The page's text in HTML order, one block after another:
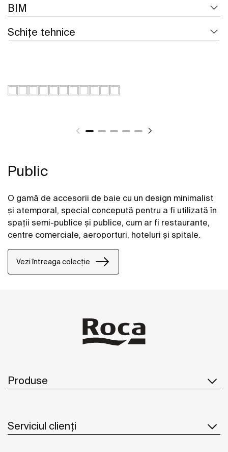
BIM
Schițe tehnice
Public
O gamă de accesorii de baie cu un design minimalist
și atemporal, special concepută pentru a fi utilizată în
spații semi-publice și publice, cum ar fi restaurante,
centre comerciale, aeroporturi, hoteluri și spitale.
Vezi întreaga colecție
Produse
Serviciul clienți